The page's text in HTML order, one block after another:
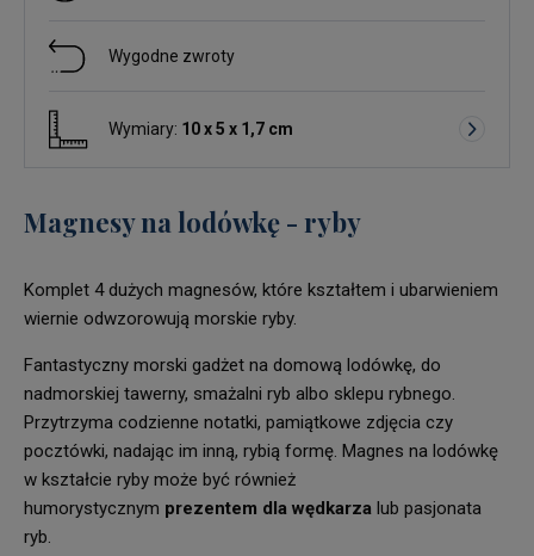
Wygodne zwroty
Wymiary: 10 x 5 x 1,7 cm
Magnesy na lodówkę - ryby
Komplet 4 dużych magnesów, które kształtem i ubarwieniem
wiernie odwzorowują morskie ryby.
Fantastyczny morski gadżet na domową lodówkę, do
nadmorskiej tawerny, smażalni ryb albo sklepu rybnego.
Przytrzyma codzienne notatki, pamiątkowe zdjęcia czy
pocztówki, nadając im inną, rybią formę. Magnes na lodówkę
w kształcie ryby może być również
humorystycznym prezentem dla wędkarza lub pasjonata
ryb.